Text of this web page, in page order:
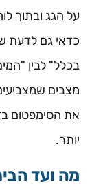
על הגג ובתוך
כדאי גם לדעת
בכלל" לבין
מצבים
את הסימפטום
יותר.
מה ועד